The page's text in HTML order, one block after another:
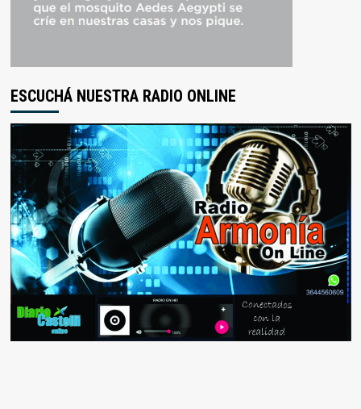
ESCUCHÁ NUESTRA RADIO ONLINE